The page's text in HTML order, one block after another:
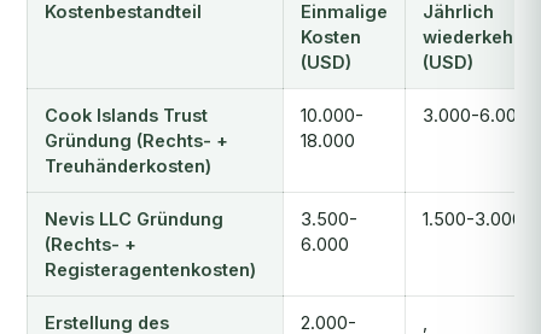
Kostenbestandteil
Einmalige
Kosten
(USD)
Jährlich
(USD)
Cook Islands Trust
Gründung (Rechts- +
Treuhänderkosten)
10.000-
18.000
3.000-6.000
Nevis LLC Gründung
(Rechts- +
Registeragentenkosten)
3.500-
6.000
1.500-3.000
Erstellung des
2.000-